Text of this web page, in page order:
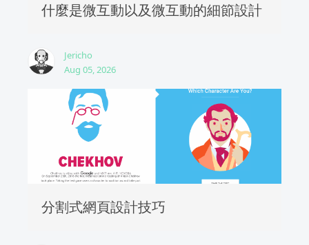
什麼是微互動以及微互動的細節設計
Jericho
Aug 05, 2026
分割式網頁設計技巧